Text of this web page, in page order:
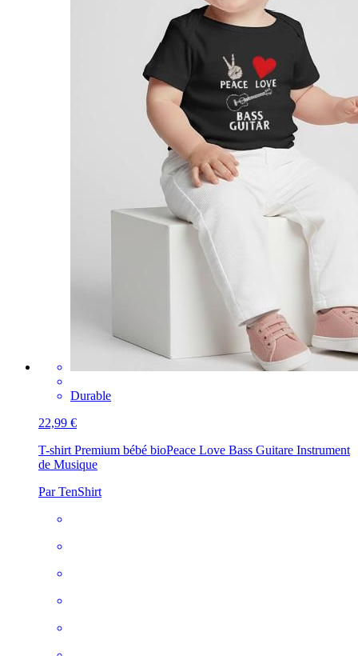
Durable
22,99 €
T-shirt Premium bébé bioPeace Love Bass Guitare Instrument
de Musique
Par TenShirt